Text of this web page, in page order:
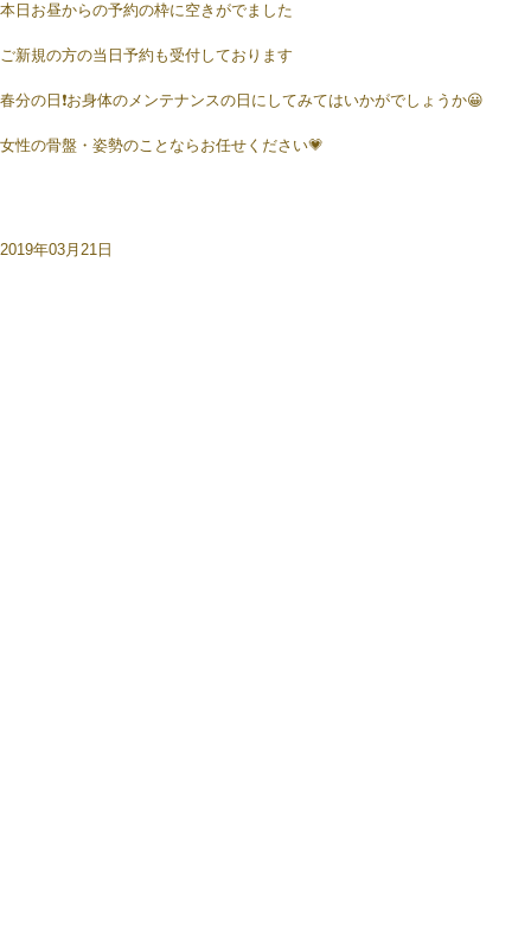
本日お昼からの予約の枠に空きがでました
ご新規の方の当日予約も受付しております
春分の日❗️お身体のメンテナンスの日にしてみてはいかがでしょうか😀
女性の骨盤・姿勢のことならお任せください💗
2019年03月21日